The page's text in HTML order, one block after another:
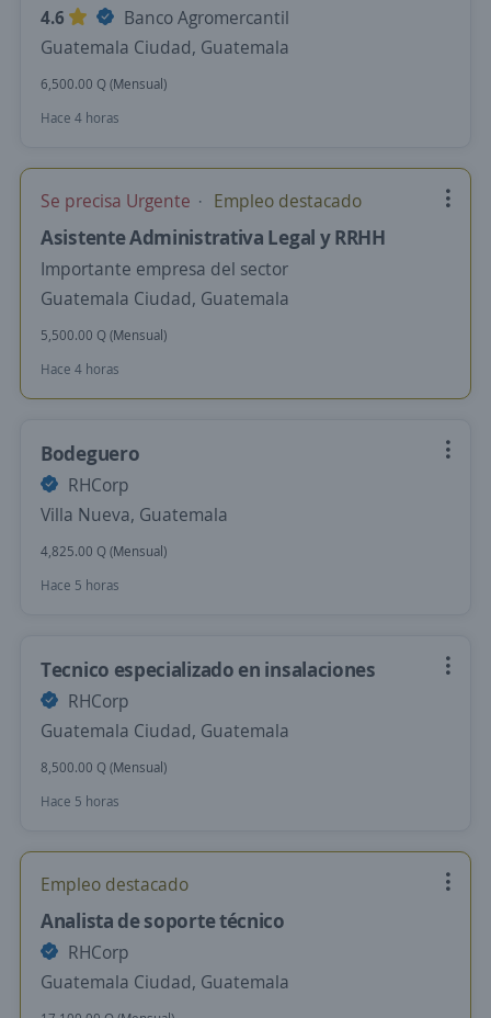
4.6
Banco Agromercantil
Guatemala Ciudad, Guatemala
6,500.00 Q (Mensual)
Hace 4 horas
Se precisa Urgente Empleo destacado
Asistente Administrativa Legal y RRHH
Importante empresa del sector
Guatemala Ciudad, Guatemala
5,500.00 Q (Mensual)
Hace 4 horas
Bodeguero
RHCorp
Villa Nueva, Guatemala
4,825.00 Q (Mensual)
Hace 5 horas
Tecnico especializado en insalaciones
RHCorp
Guatemala Ciudad, Guatemala
8,500.00 Q (Mensual)
Hace 5 horas
Empleo destacado
Analista de soporte técnico
RHCorp
Guatemala Ciudad, Guatemala